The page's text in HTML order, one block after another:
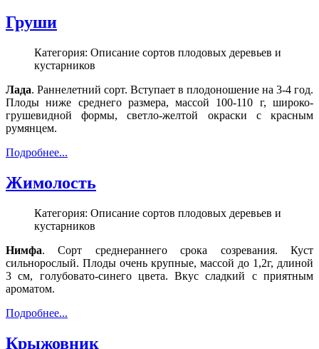
Груши
Категория: Описание сортов плодовых деревьев и
кустарников
Лада. Раннелетний сорт. Вступает в плодоношение на 3-4 год.
Плоды ниже среднего размера, массой 100-110 г, широко-
грушевидной формы, светло-желтой окраски с красным
румянцем.
Подробнее...
Жимолость
Категория: Описание сортов плодовых деревьев и
кустарников
Нимфа. Сорт среднераннего срока созревания. Куст
сильнорослый. Плоды очень крупные, массой до 1,2г, длиной
3 см, голубовато-синего цвета. Вкус сладкий с приятным
ароматом.
Подробнее...
Крыжовник